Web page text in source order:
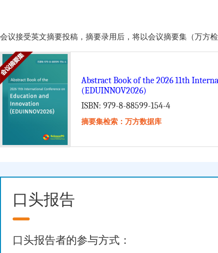
会议接受英文摘要投稿，摘要录用后，将以会议摘要集（万方检
Abstract Book of the 2026 11th
(EDUINNOV2026)
ISBN: 979-8-88599-154-4
摘要集检索：万方数据库
口头报告
口头报告者的参与方式：